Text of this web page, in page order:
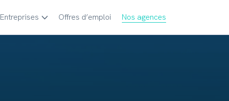
Entreprises Offres d’emploi Nos agences